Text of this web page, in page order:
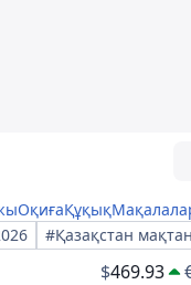
ОқиғаҚұқық
#Қазақстан
$469.93